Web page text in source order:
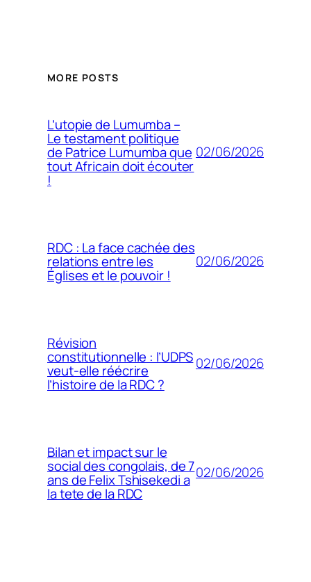
MORE POSTS
L’utopie de Lumumba –
Le testament politique
de Patrice Lumumba que
tout Africain doit écouter
!
02/06/2026
RDC : La face cachée des
relations entre les
Églises et le pouvoir !
02/06/2026
Révision
constitutionnelle : l’UDPS
veut-elle réécrire
l’histoire de la RDC ?
02/06/2026
Bilan et impact sur le
social des congolais, de 7
ans de Felix Tshisekedi a
la tete de la RDC
02/06/2026